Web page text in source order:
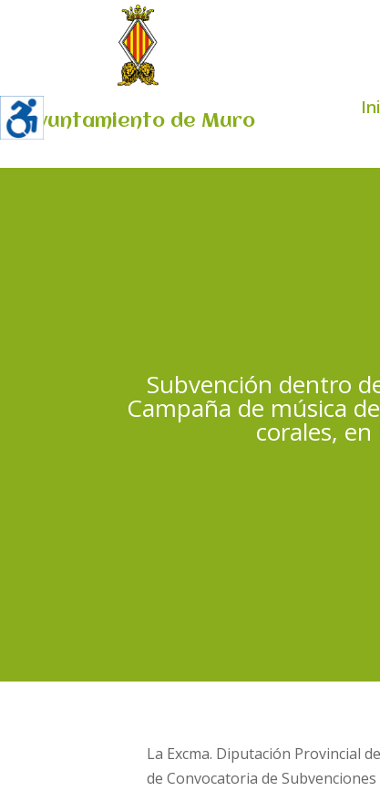
Ayuntamiento de Muro
Subvención dentro
Campaña de música
corales,
La Excma. Diputación Provincial
de Convocatoria de